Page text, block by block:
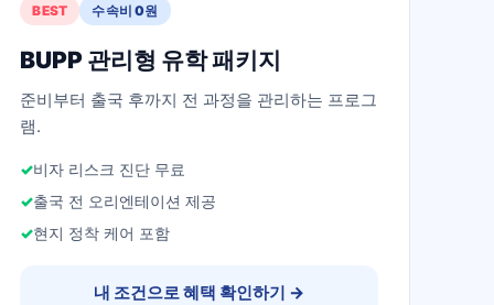
BEST 수속비 0원
BUPP 관리형 유학 패키지
준비부터 출국 후까지 전 과정을 관리하는 프로그
램.
비자 리스크 진단 무료
출국 전 오리엔테이션 제공
현지 정착 케어 포함
내 조건으로 혜택 확인하기 →